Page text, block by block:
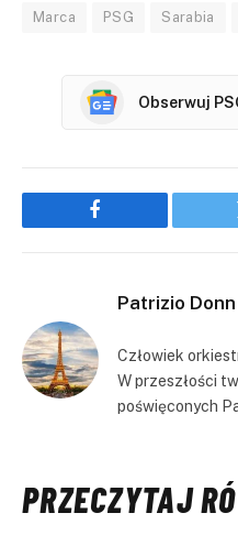
Marca PSG Sarabia
Obserwuj
Facebook
Patrizio Donn
Człowiek
W przeszłości
poświęconych
PRZECZYTAJ